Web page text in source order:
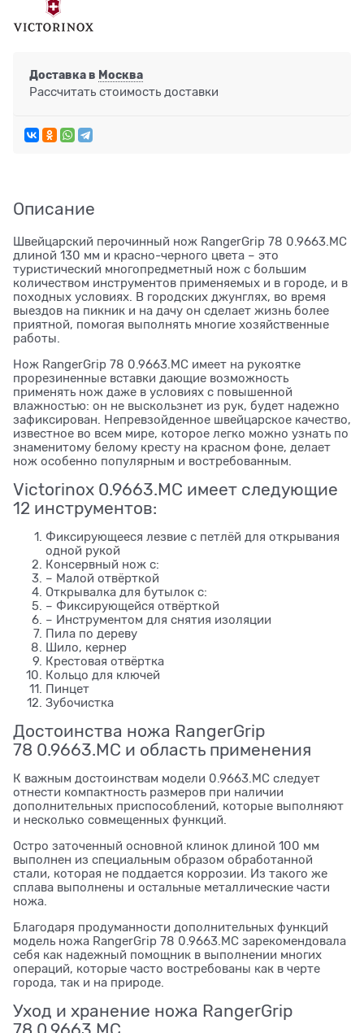
Доставка в Москва
Рассчитать стоимость доставки
Описание
Швейцарский перочинный нож RangerGrip 78 0.9663.MC
длиной 130 мм и красно-черного цвета – это
туристический многопредметный нож с большим
количеством инструментов применяемых и в городе, и в
походных условиях. В городских джунглях, во время
выездов на пикник и на дачу он сделает жизнь более
приятной, помогая выполнять многие хозяйственные
работы.
Нож RangerGrip 78 0.9663.MC имеет на рукоятке
прорезиненные вставки дающие возможность
применять нож даже в условиях с повышенной
влажностью: он не выскользнет из рук, будет надежно
зафиксирован. Непревзойденное швейцарское качество,
известное во всем мире, которое легко можно узнать по
знаменитому белому кресту на красном фоне, делает
нож особенно популярным и востребованным.
Victorinox 0.9663.MC имеет следующие
12 инструментов:
Фиксирующееся лезвие с петлёй для открывания
одной рукой
Консервный нож с:
– Малой отвёрткой
Открывалка для бутылок с:
– Фиксирующейся отвёрткой
– Инструментом для снятия изоляции
Пила по дереву
Шило, кернер
Крестовая отвёртка
Кольцо для ключей
Пинцет
Зубочистка
Достоинства ножа RangerGrip
78 0.9663.MC и область применения
К важным достоинствам модели 0.9663.MC следует
отнести компактность размеров при наличии
дополнительных приспособлений, которые выполняют
и несколько совмещенных функций.
Остро заточенный основной клинок длиной 100 мм
выполнен из специальным образом обработанной
стали, которая не поддается коррозии. Из такого же
сплава выполнены и остальные металлические части
ножа.
Благодаря продуманности дополнительных функций
модель ножа RangerGrip 78 0.9663.MC зарекомендовала
себя как надежный помощник в выполнении многих
операций, которые часто востребованы как в черте
города, так и на природе.
Уход и хранение ножа RangerGrip